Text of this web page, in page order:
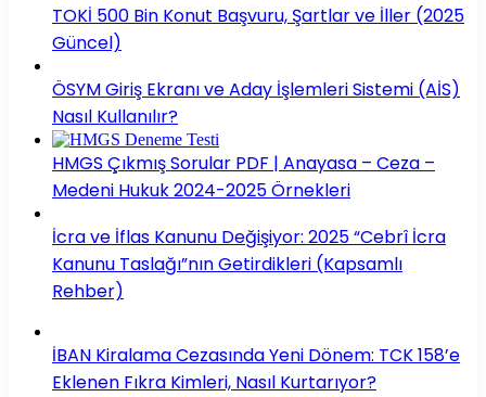
TOKİ 500 Bin Konut Başvuru, Şartlar ve İller (2025
Güncel)
ÖSYM Giriş Ekranı ve Aday İşlemleri Sistemi (AİS)
Nasıl Kullanılır?
HMGS Çıkmış Sorular PDF | Anayasa – Ceza –
Medeni Hukuk 2024-2025 Örnekleri
İcra ve İflas Kanunu Değişiyor: 2025 “Cebrî İcra
Kanunu Taslağı”nın Getirdikleri (Kapsamlı
Rehber)
İBAN Kiralama Cezasında Yeni Dönem: TCK 158’e
Eklenen Fıkra Kimleri, Nasıl Kurtarıyor?